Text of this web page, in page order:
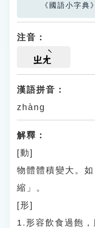
《國語小字典
注音：
ㄓㄤ
漢語拼音：
zhàng
解釋：
[動]
物體體積變大。
縮」。
[形]
1.形容飲食過飽，